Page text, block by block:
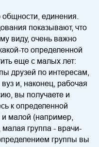
единения.
показывают, что
виду, очень важно
то определенной
еще с малых лет:
друзей по интересам,
и, наконец, рабочая
вы получаете и
к определенной
и малой (например,
малая группа - врачи-
группы вы